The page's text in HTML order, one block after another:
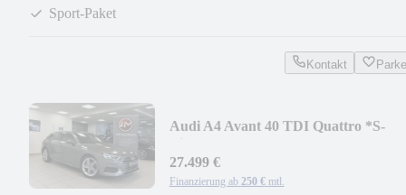
Sport-Paket
Kontakt
Audi A4 Avant 40 TDI Quattro *S-
27.499 €
Finanzierung ab 250 € mtl.